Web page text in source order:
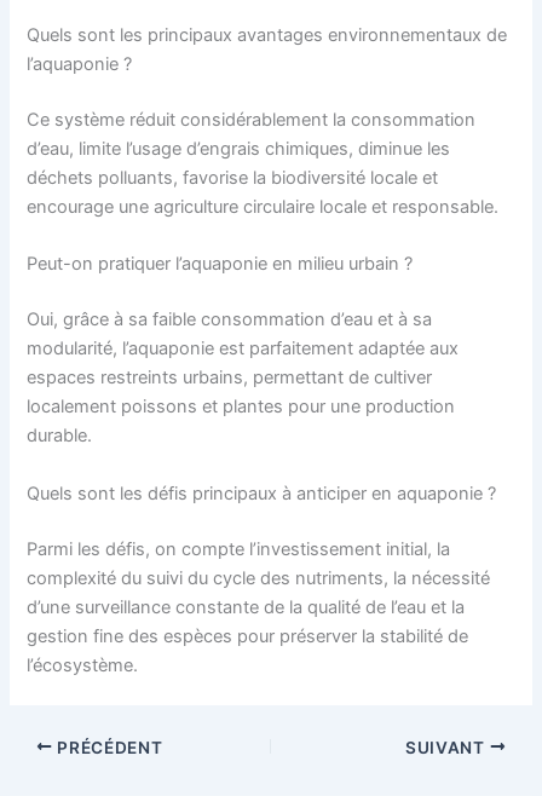
Quels sont les principaux avantages environnementaux de
l’aquaponie ?
Ce système réduit considérablement la consommation
d’eau, limite l’usage d’engrais chimiques, diminue les
déchets polluants, favorise la biodiversité locale et
encourage une agriculture circulaire locale et responsable.
Peut-on pratiquer l’aquaponie en milieu urbain ?
Oui, grâce à sa faible consommation d’eau et à sa
modularité, l’aquaponie est parfaitement adaptée aux
espaces restreints urbains, permettant de cultiver
localement poissons et plantes pour une production
durable.
Quels sont les défis principaux à anticiper en aquaponie ?
Parmi les défis, on compte l’investissement initial, la
complexité du suivi du cycle des nutriments, la nécessité
d’une surveillance constante de la qualité de l’eau et la
gestion fine des espèces pour préserver la stabilité de
l’écosystème.
PRÉCÉDENT SUIVANT